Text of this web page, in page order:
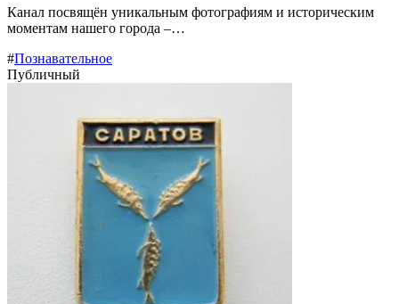
Канал посвящён уникальным фотографиям и историческим
моментам нашего города –…
#Познавательное
Публичный